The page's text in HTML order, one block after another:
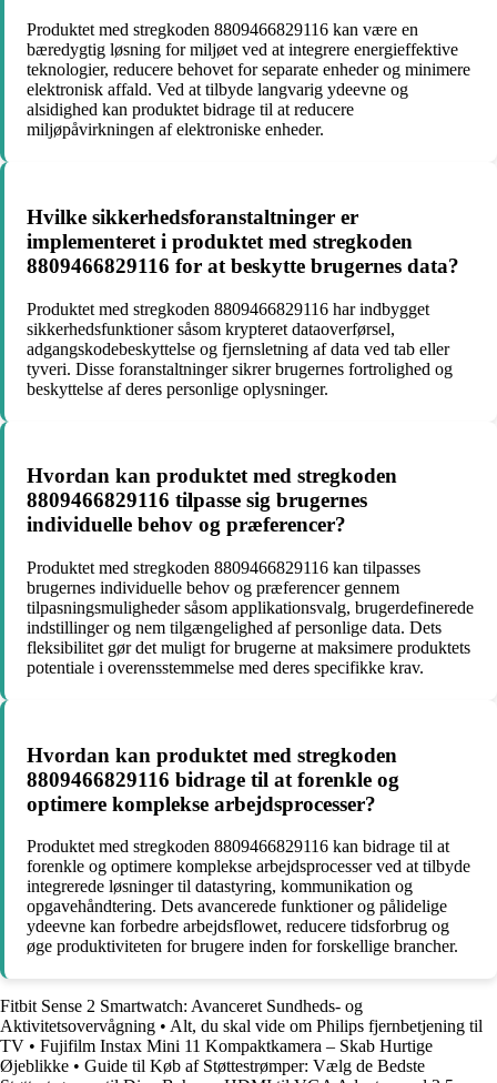
Produktet med stregkoden 8809466829116 kan være en
bæredygtig løsning for miljøet ved at integrere energieffektive
teknologier, reducere behovet for separate enheder og minimere
elektronisk affald. Ved at tilbyde langvarig ydeevne og
alsidighed kan produktet bidrage til at reducere
miljøpåvirkningen af elektroniske enheder.
Hvilke sikkerhedsforanstaltninger er
implementeret i produktet med stregkoden
8809466829116 for at beskytte brugernes data?
Produktet med stregkoden 8809466829116 har indbygget
sikkerhedsfunktioner såsom krypteret dataoverførsel,
adgangskodebeskyttelse og fjernsletning af data ved tab eller
tyveri. Disse foranstaltninger sikrer brugernes fortrolighed og
beskyttelse af deres personlige oplysninger.
Hvordan kan produktet med stregkoden
8809466829116 tilpasse sig brugernes
individuelle behov og præferencer?
Produktet med stregkoden 8809466829116 kan tilpasses
brugernes individuelle behov og præferencer gennem
tilpasningsmuligheder såsom applikationsvalg, brugerdefinerede
indstillinger og nem tilgængelighed af personlige data. Dets
fleksibilitet gør det muligt for brugerne at maksimere produktets
potentiale i overensstemmelse med deres specifikke krav.
Hvordan kan produktet med stregkoden
8809466829116 bidrage til at forenkle og
optimere komplekse arbejdsprocesser?
Produktet med stregkoden 8809466829116 kan bidrage til at
forenkle og optimere komplekse arbejdsprocesser ved at tilbyde
integrerede løsninger til datastyring, kommunikation og
opgavehåndtering. Dets avancerede funktioner og pålidelige
ydeevne kan forbedre arbejdsflowet, reducere tidsforbrug og
øge produktiviteten for brugere inden for forskellige brancher.
Fitbit Sense 2 Smartwatch: Avanceret Sundheds- og
Aktivitetsovervågning • Alt, du skal vide om Philips fjernbetjening til
TV • Fujifilm Instax Mini 11 Kompaktkamera – Skab Hurtige
Øjeblikke • Guide til Køb af Støttestrømper: Vælg de Bedste